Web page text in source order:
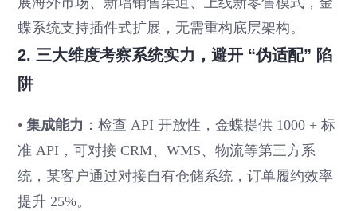
蝶系统支持插件式扩展，无需重构底层架构。
2. 三大维度考察系统实力，避开 “伪适配” 陷
阱
•集成能力 ：检查 API 开放性，金蝶提供 1000 + 标
准 API，可对接 CRM、WMS、物流等第三方系
统，某客户通过对接自有仓储系统，订单履约效率
提升 25%。